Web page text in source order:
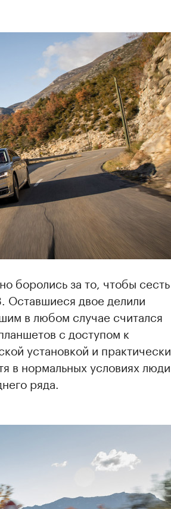
боролись за то, чтобы сесть
Оставшиеся двое делили
в любом случае считался
с доступом к
установкой и практически
в нормальных условиях люди
ряда.